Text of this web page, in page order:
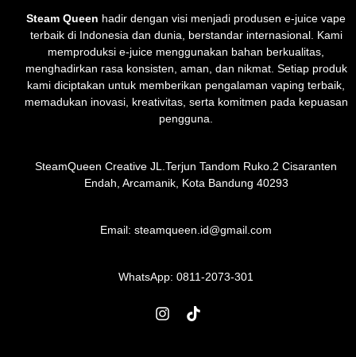
Steam Queen hadir dengan visi menjadi produsen e-juice vape
terbaik di Indonesia dan dunia, berstandar internasional. Kami
memproduksi e-juice menggunakan bahan berkualitas,
menghadirkan rasa konsisten, aman, dan nikmat. Setiap produk
kami diciptakan untuk memberikan pengalaman vaping terbaik,
memadukan inovasi, kreativitas, serta komitmen pada kepuasan
pengguna.
SteamQueen Creative JL.Terjun Tandom Ruko.2 Cisaranten
Endah, Arcamanik, Kota Bandung 40293
Email: steamqueen.id@gmail.com
WhatsApp: 0811-2073-301